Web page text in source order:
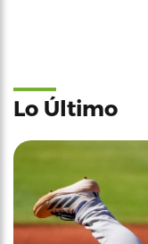
Lo Último